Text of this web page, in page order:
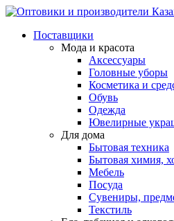
Поставщики
Мода и красота
Аксессуары
Головные уборы
Косметика и
Обувь
Одежда
Ювелирные
Для дома
Бытовая техника
Бытовая химия,
Мебель
Посуда
Сувениры,
Текстиль